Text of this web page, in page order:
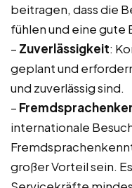
beitragen, dass die
fühlen und eine gute
– Zuverlässigkeit:
geplant und
und zuverlässig sind.
–
internationale
großer Vorteil sein.